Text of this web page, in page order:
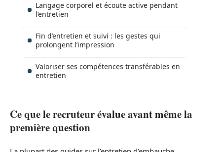
Langage corporel et écoute active pendant
l’entretien
Fin d’entretien et suivi : les gestes qui
prolongent l’impression
Valoriser ses compétences transférables en
entretien
Ce que le recruteur évalue avant même la
première question